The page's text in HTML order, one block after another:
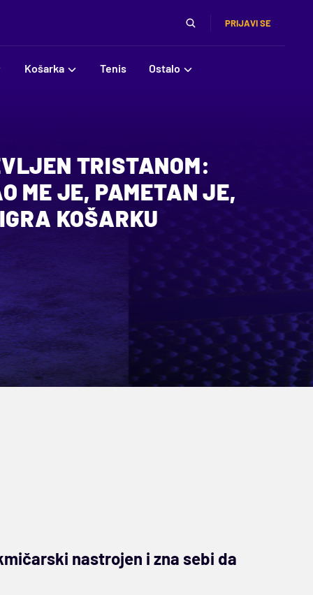
PRIJAVI SE
Košarka Tenis Ostalo
TRISTANOM:
ME JE, PAMETAN JE,
KOŠARKU
nastrojen i zna sebi da